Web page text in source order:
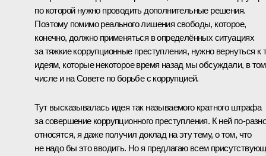
по которой нужно проводить дополнительные решения.
Поэтому помимо реального лишения свободы, которое,
конечно, должно применяться в определённых ситуациях
за тяжкие коррупционные преступления, нужно вернуться к
идеям, которые некоторое время назад мы обсуждали, в том
числе и на Совете по борьбе с коррупцией.
Тут высказывалась идея так называемого кратного штрафа
за совершение коррупционного преступления. К ней
относятся, я даже получил доклад на эту тему, о том, что
не надо бы это вводить. Но я предлагаю всем